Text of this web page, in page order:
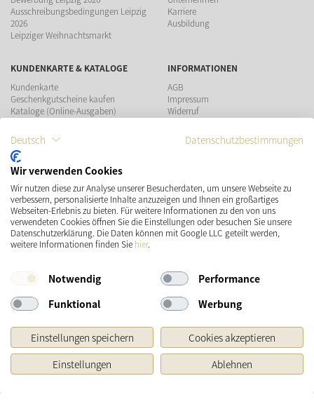
Ausschreibungsbedingungen Leipzig
2026
Leipziger Weihnachtsmarkt
Karriere
Ausbildung
KUNDENKARTE & KATALOGE
Kundenkarte
Geschenkgutscheine kaufen
Kataloge (Online-Ausgaben)
INFORMATIONEN
AGB
Impressum
Widerruf
Teilnahmebedingungen Gewinnspiel
ZAHLUNGSMÖGLICHKEITEN
VERSAND SOCIAL MEDIA
* Preisangaben inkl. gesetzl. MwSt. und zzgl.Versandkosten
Deutsch Datenschutzbestimmungen
Wir verwenden Cookies
Wir nutzen diese zur Analyse unserer Besucherdaten, um unsere Webseite zu
verbessern, personalisierte Inhalte anzuzeigen und Ihnen ein großartiges
Webseiten-Erlebnis zu bieten. Für weitere Informationen zu den von uns
verwendeten Cookies öffnen Sie die Einstellungen oder besuchen Sie unsere
Datenschutzerklärung. Die Daten können mit Google LLC geteilt werden,
weitere Informationen finden Sie hier.
Notwendig
Performance
Funktional
Werbung
Einstellungen speichern
Cookies akzeptieren
Einstellungen
Ablehnen